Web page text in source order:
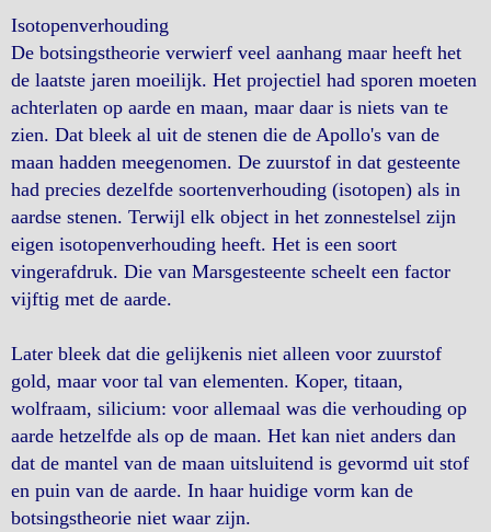
Isotopenverhouding
De botsingstheorie verwierf veel aanhang maar heeft het
de laatste jaren moeilijk. Het projectiel had sporen moeten
achterlaten op aarde en maan, maar daar is niets van te
zien. Dat bleek al uit de stenen die de Apollo's van de
maan hadden meegenomen. De zuurstof in dat gesteente
had precies dezelfde soortenverhouding (isotopen) als in
aardse stenen. Terwijl elk object in het zonnestelsel zijn
eigen isotopenverhouding heeft. Het is een soort
vingerafdruk. Die van Marsgesteente scheelt een factor
vijftig met de aarde.
Later bleek dat die gelijkenis niet alleen voor zuurstof
gold, maar voor tal van elementen. Koper, titaan,
wolfraam, silicium: voor allemaal was die verhouding op
aarde hetzelfde als op de maan. Het kan niet anders dan
dat de mantel van de maan uitsluitend is gevormd uit stof
en puin van de aarde. In haar huidige vorm kan de
botsingstheorie niet waar zijn.